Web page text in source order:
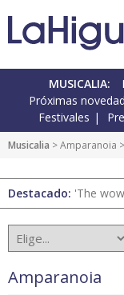
MUSICALIA:
Próximas
Festivales
Musicalia >Amparanoia >
Destacado: 'The
Amparanoia